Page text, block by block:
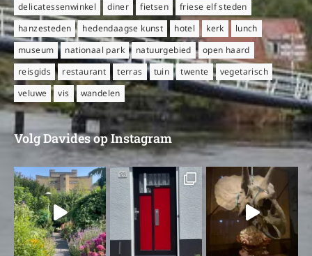
delicatessenwinkel
diner fietsen
friese elf steden
hanzesteden
hedendaagse kunst hotel kerk
lunch
museum
nationaal park natuurgebied
open haard
reisgids
restaurant terras tuin twente
vegetarisch
veluwe
vis wandelen
Volg Davides op Instagram